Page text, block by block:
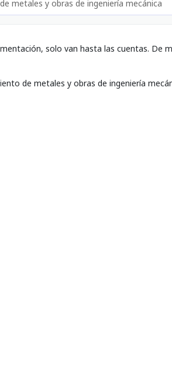
metales y obras de ingeniería mecánica
solo van hasta las cuentas. De
de metales y obras de ingeniería